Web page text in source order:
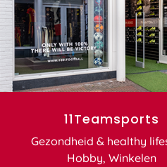
11Teamsports
Gezondheid & healthy
Hobby,Winkelen